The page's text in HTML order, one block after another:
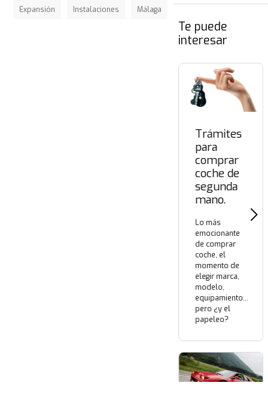
Expansión Instalaciones Málaga
Te puede
interesar
Trámites
para
comprar
coche de
segunda
mano.
Lo más
emocionante
de comprar
coche, el
momento de
elegir marca,
modelo,
equipamiento...
pero ¿y el
papeleo?